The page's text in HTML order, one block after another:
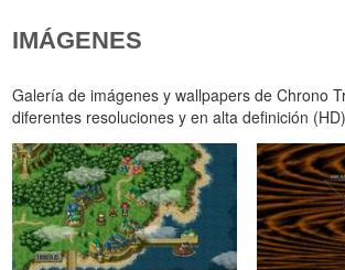
IMÁGENES
Galería de imágenes y wallpapers de Chrono
diferentes resoluciones y en alta definición